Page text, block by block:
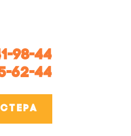
98-44
62-44